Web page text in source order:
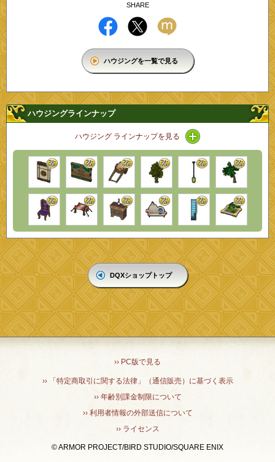
SHARE
ハウジングを一覧で見る
ハウジングラインナップ
ハウジング ラインナップを見る アイコン / ラインナ
DQXショップトップ
›› PC版で見る
›› 「特定商取引に関する法律」（通信販売）に基づく表示
›› 年齢別課金制限について
›› 利用者情報の外部送信について
›› ライセンス
© ARMOR PROJECT/BIRD STUDIO/SQUARE ENIX